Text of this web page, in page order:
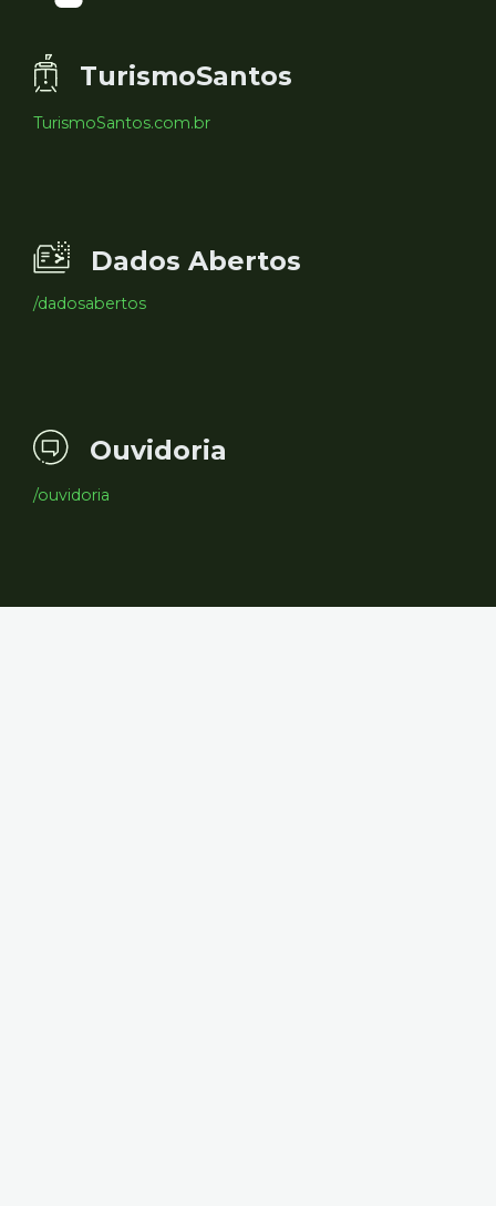
TurismoSantos
TurismoSantos.com.br
Dados Abertos
/dadosabertos
Ouvidoria
/ouvidoria